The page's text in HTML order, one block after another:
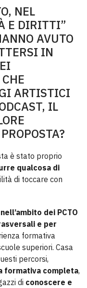
NEL
E DIRITTI”
AVUTO
IN
ARTISTICI
IL
è stato proprio
qualcosa di
di toccare con
nell’ambito dei PCTO
e per
formativa
superiori. Casa
percorsi,
formativa completa,
di conoscere e